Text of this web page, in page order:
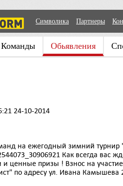
Символика Партнеры
Команды Обьявления
24-10-2014
на ежегодный зимний турнир
Как всегда вас
ценные призы ! Взнос на участие
по адресу ул. Ивана